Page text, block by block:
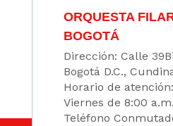
ORQUESTA
BOGOTÁ
Dirección: Calle
Bogotá D.C.,
Horario de
Viernes de 8:00
Teléfono